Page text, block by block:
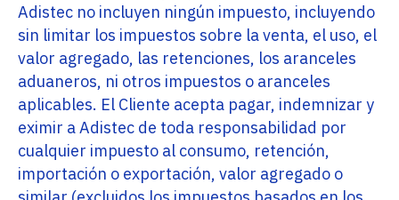
Adistec no incluyen ningún impuesto, incluyendo
sin limitar los impuestos sobre la venta, el uso, el
valor agregado, las retenciones, los aranceles
aduaneros, ni otros impuestos o aranceles
aplicables. El Cliente acepta pagar, indemnizar y
eximir a Adistec de toda responsabilidad por
cualquier impuesto al consumo, retención,
importación o exportación, valor agregado o